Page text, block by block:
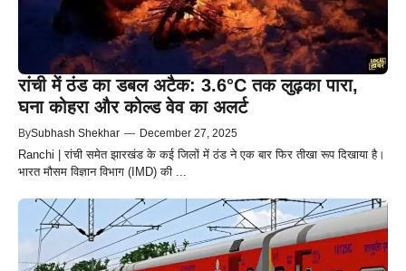
रांची में ठंड का डबल अटैक: 3.6°C तक लुढ़का पारा,
घना कोहरा और कोल्ड वेव का अलर्ट
BySubhash Shekhar — December 27, 2025
Ranchi | रांची समेत झारखंड के कई जिलों में ठंड ने एक बार फिर तीखा रूप दिखाया है।
भारत मौसम विज्ञान विभाग (IMD) की ...